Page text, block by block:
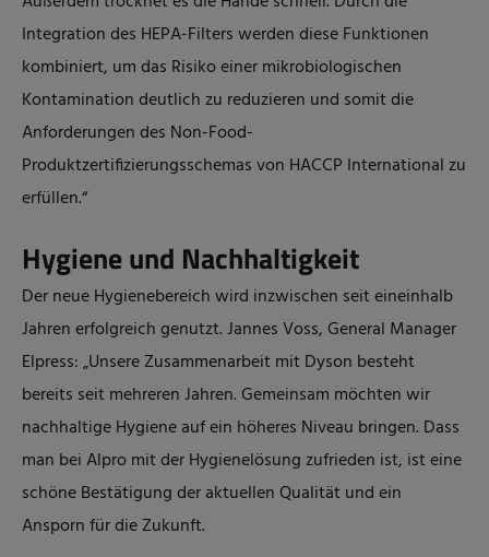
Integration des HEPA-Filters werden diese Funktionen
kombiniert, um das Risiko einer mikrobiologischen
Kontamination deutlich zu reduzieren und somit die
Anforderungen des Non-Food-
Produktzertifizierungsschemas von HACCP International zu
erfüllen.“
Hygiene und Nachhaltigkeit
Der neue Hygienebereich wird inzwischen seit eineinhalb
Jahren erfolgreich genutzt. Jannes Voss, General Manager
Elpress: „Unsere Zusammenarbeit mit Dyson besteht
bereits seit mehreren Jahren. Gemeinsam möchten wir
nachhaltige Hygiene auf ein höheres Niveau bringen. Dass
man bei Alpro mit der Hygienelösung zufrieden ist, ist eine
schöne Bestätigung der aktuellen Qualität und ein
Ansporn für die Zukunft.